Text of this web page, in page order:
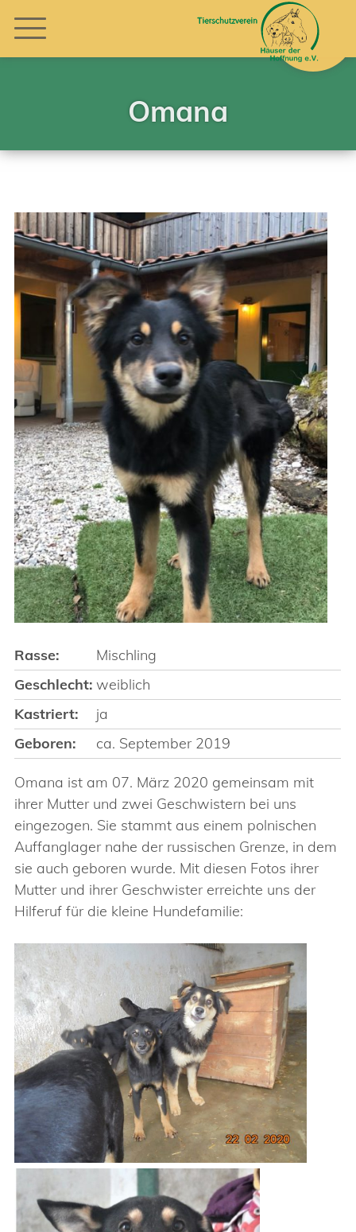
Omana
Rasse:
Mischling
Geschlecht: weiblich
Kastriert:
ja
Geboren:
ca. September 2019
Omana ist am 07. März 2020 gemeinsam mit
ihrer Mutter und zwei Geschwistern bei uns
eingezogen. Sie stammt aus einem polnischen
Auffanglager nahe der russischen Grenze, in dem
sie auch geboren wurde. Mit diesen Fotos ihrer
Mutter und ihrer Geschwister erreichte uns der
Hilferuf für die kleine Hundefamilie: